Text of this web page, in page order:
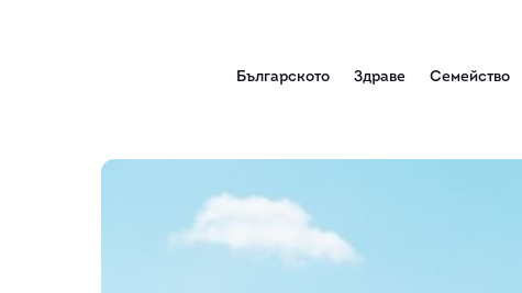
Българското Здраве Семейство